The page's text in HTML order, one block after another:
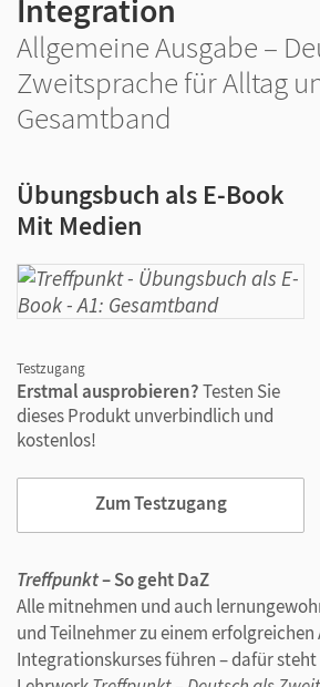
Testzugang
Erstmal ausprobieren?Testen Sie
dieses Produkt unverbindlich und
kostenlos!
Zum Testzugang
Integration
Allgemeine Ausgabe –
Zweitsprache für Alltag
Gesamtband
Übungsbuch als E-Book
Mit Medien
Treffpunkt– So geht DaZ
Alle mitnehmen und auch
und Teilnehmer zu einem erfolgreichen
Integrationskurses führen – dafür steht